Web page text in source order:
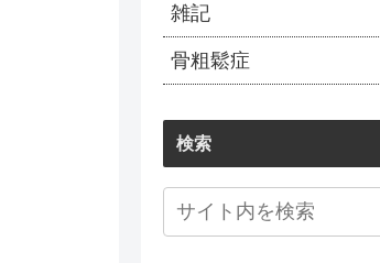
雑記
骨粗鬆症
検索